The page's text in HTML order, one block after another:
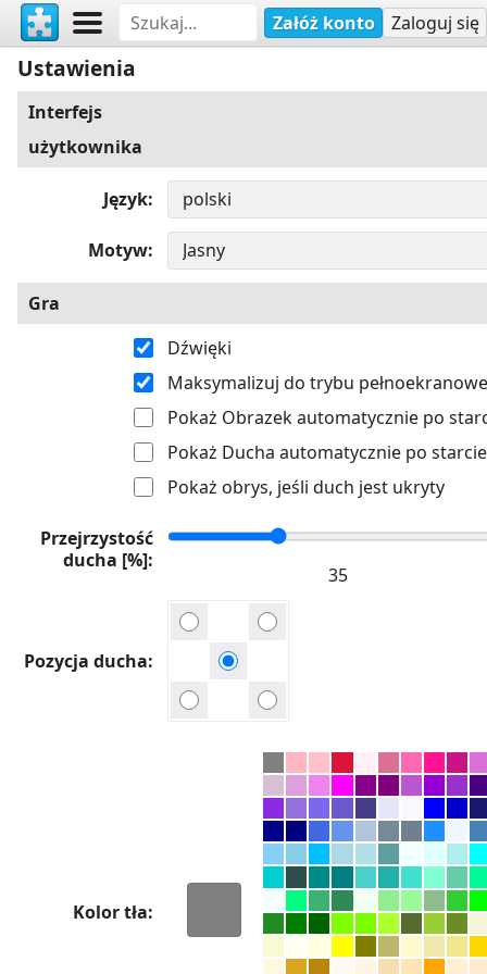
Załóż konto Zaloguj się
Ustawienia
Interfejs
użytkownika
Język
Motyw
Gra
Dźwięki
Maksymalizuj do trybu
Pokaż Obrazek automatycznie po
Pokaż Ducha automatycznie po starcie
Pokaż obrys, jeśli duch jest ukryty
Przejrzystość
ducha [%]
Pozycja ducha
Kolor tła